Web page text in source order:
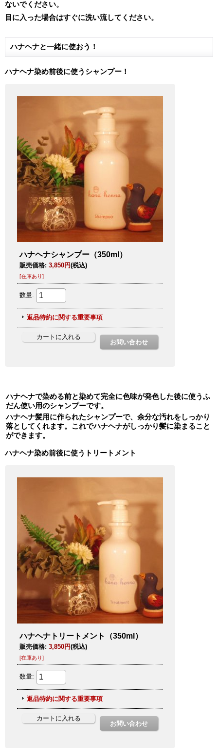
ないでください。
目に入った場合はすぐに洗い流してください。
ハナヘナと一緒に使おう！
ハナヘナ染め前後に使うシャンプー！
ハナヘナで染める前と染めて完全に色味が発色した後に使うふ
だん使い用のシャンプーです。
ハナヘナ髪用に作られたシャンプーで、余分な汚れをしっかり
落としてくれます。これでハナヘナがしっかり髪に染まること
ができます。
ハナヘナ染め前後に使うトリートメント